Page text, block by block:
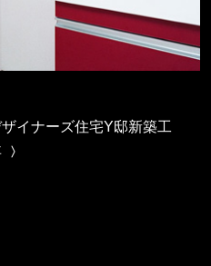
ョン
ザイナーズ住宅Y邸新築工